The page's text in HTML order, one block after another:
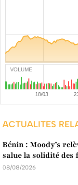
VOLUME
ACTUALITES
Bénin : Moody’s
salue la solidité des
08/08/2026